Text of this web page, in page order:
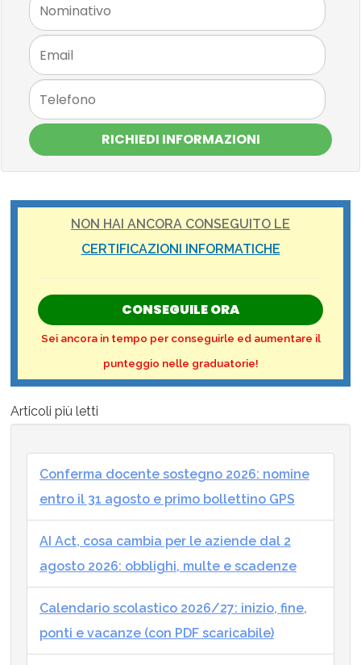
RICHIEDI INFORMAZIONI
NON HAI ANCORA CONSEGUITO LE
CERTIFICAZIONI INFORMATICHE
CONSEGUILE ORA
Sei ancora in tempo per conseguirle ed aumentare il
punteggio nelle graduatorie!
Articoli più letti
Conferma docente sostegno 2026: nomine
entro il 31 agosto e primo bollettino GPS
AI Act, cosa cambia per le aziende dal 2
agosto 2026: obblighi, multe e scadenze
Calendario scolastico 2026/27: inizio, fine,
ponti e vacanze (con PDF scaricabile)